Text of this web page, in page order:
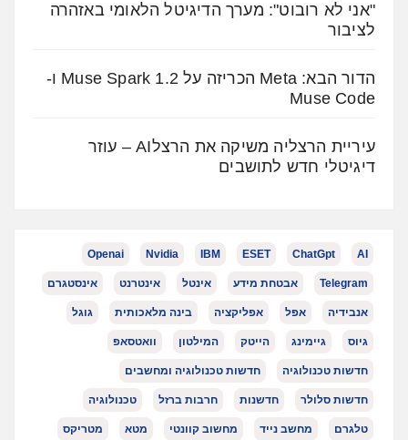
"אני לא רובוט": מערך הדיגיטל הלאומי באזהרה
לציבור
הדור הבא: Meta הכריזה על Muse Spark 1.2 ו-
Muse Code
עיריית הרצליה משיקה את הרצלAI – עוזר
דיגיטלי חדש לתושבים
AI
ChatGpt
ESET
IBM
Nvidia
Openai
Telegram אבטחת מידע אינטל אינטרנט אינסטגרם
אנבידיה אפל אפליקציה בינה מלאכותית גוגל
גיוס גיימינג הייטק המילטון וואטסאפ
חדשות טכנולוגיה חדשות טכנולוגיה ומחשבים
חדשות סלולר חדשנות חרבות ברזל טכנולוגיה
טלגרם מחשב נייד מחשוב קוונטי מטא מטריקס